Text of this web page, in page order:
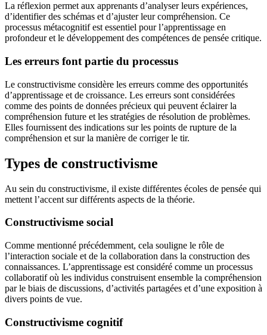
La réflexion permet aux apprenants d’analyser leurs expériences,
d’identifier des schémas et d’ajuster leur compréhension. Ce
processus métacognitif est essentiel pour l’apprentissage en
profondeur et le développement des compétences de pensée critique.
Les erreurs font partie du processus
Le constructivisme considère les erreurs comme des opportunités
d’apprentissage et de croissance. Les erreurs sont considérées
comme des points de données précieux qui peuvent éclairer la
compréhension future et les stratégies de résolution de problèmes.
Elles fournissent des indications sur les points de rupture de la
compréhension et sur la manière de corriger le tir.
Types de constructivisme
Au sein du constructivisme, il existe différentes écoles de pensée qui
mettent l’accent sur différents aspects de la théorie.
Constructivisme social
Comme mentionné précédemment, cela souligne le rôle de
l’interaction sociale et de la collaboration dans la construction des
connaissances. L’apprentissage est considéré comme un processus
collaboratif où les individus construisent ensemble la compréhension
par le biais de discussions, d’activités partagées et d’une exposition à
divers points de vue.
Constructivisme cognitif